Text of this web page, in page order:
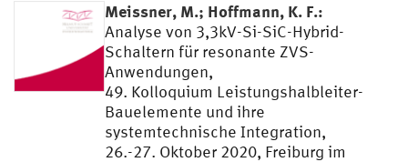
Meissner, M.; Hoffmann, K. F.:
Analyse von 3,3kV-Si-SiC-Hybrid-
Schaltern für resonante ZVS-
Anwendungen,
49. Kolloquium Leistungshalbleiter-
Bauelemente und ihre
systemtechnische Integration,
26.-27. Oktober 2020, Freiburg im